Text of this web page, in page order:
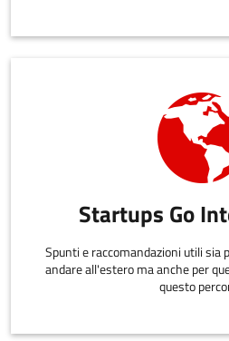
Startups Go
Spunti e raccomandazioni utili sia
andare all'estero ma anche per
questo